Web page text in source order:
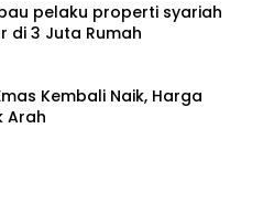
pelaku properti syariah
di 3 Juta Rumah
Kembali Naik, Harga
Arah